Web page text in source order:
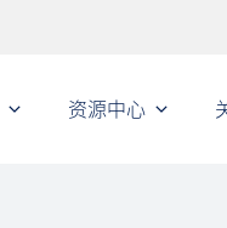
资源中心